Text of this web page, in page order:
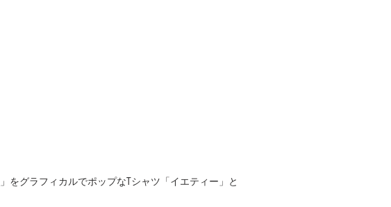
」をグラフィカルでポップなTシャツ「イエティー」と